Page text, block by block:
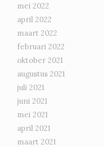
mei 2022
april 2022
maart 2022
februari 2022
oktober 2021
augustus 2021
juli 2021
juni 2021
mei 2021
april 2021
maart 2021